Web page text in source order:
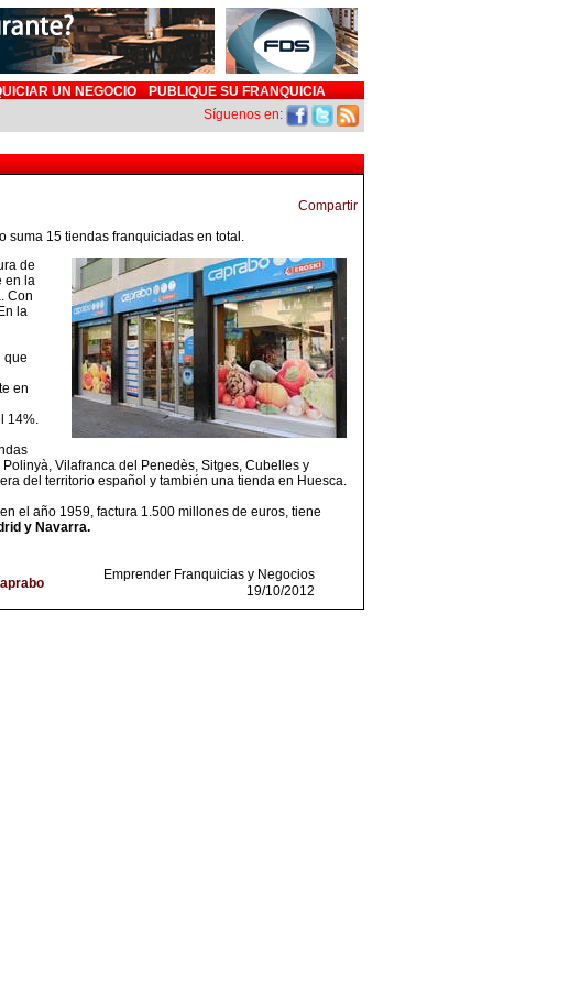
UN NEGOCIO
PUBLIQUE SU FRANQUICIA
Síguenos en:
suma 15 tiendas franquiciadas en total.
de
en la
Con
la
que
en
14%.
Vilafranca del Penedès, Sitges, Cubelles y
del territorio español y también una tienda en Huesca.
el año 1959, factura 1.500 millones de euros, tiene
y Navarra.
Emprender Franquicias y Negocios
19/10/2012